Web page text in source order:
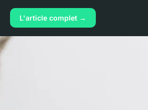
L'article complet →